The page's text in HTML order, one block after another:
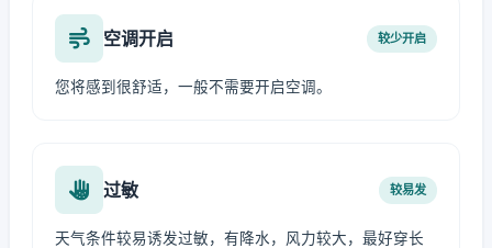
空调开启 较少开启
您将感到很舒适，一般不需要开启空调。
过敏 较易发
天气条件较易诱发过敏，有降水，风力较大，最好穿长